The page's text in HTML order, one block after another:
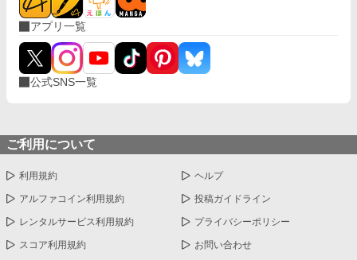
アプリ一覧
公式SNS一覧
ご利用について
利用規約 ヘルプ
アルファコイン利用規約 投稿ガイドライン
レンタルサービス利用規約 プライバシーポリシー
スコア利用規約 お問い合わせ